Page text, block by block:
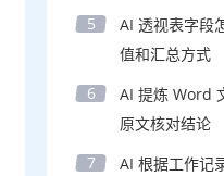
5
AI 透视表字段
值和汇总方式
6
AI 提炼 Word
原文核对结论
7
AI 根据工作记